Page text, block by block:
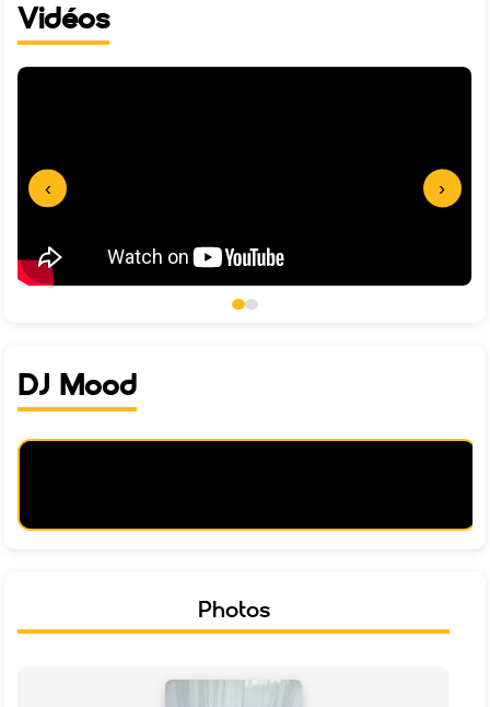
Vidéos
‹ ›
DJ Mood
Photos